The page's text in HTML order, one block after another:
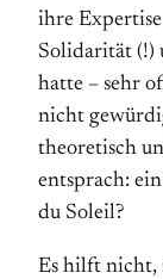
ihre Expertise
Solidarität (!)
hatte – sehr
nicht
theoretisch
entsprach:
du Soleil?
Es hilft nicht,